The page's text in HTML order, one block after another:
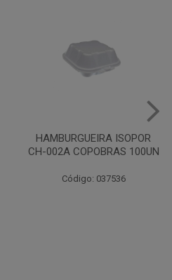
CAIXA PARDA PIZZA N30
OITAVADA BALUARTE C/10
Código: 001124